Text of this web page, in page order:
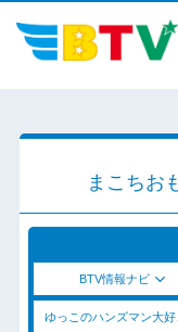
まこちお
BTV情報ナビ
ゆっこのハンズマン大好